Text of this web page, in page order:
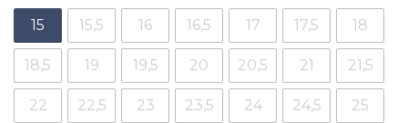
15 15,5 16 16,5 17 17,5 18
18,5 19 19,5 20 20,5 21 21,5
22 22,5 23 23,5 24 24,5 25